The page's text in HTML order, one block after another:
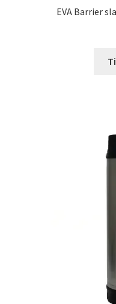
EVA Barrier